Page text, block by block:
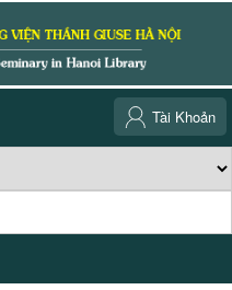
Tài Khoản